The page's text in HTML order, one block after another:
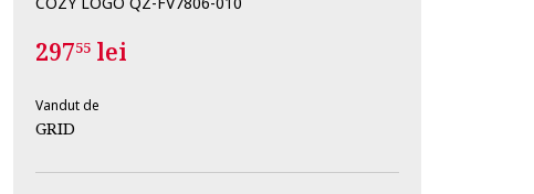
29755lei
Vandut de
GRID